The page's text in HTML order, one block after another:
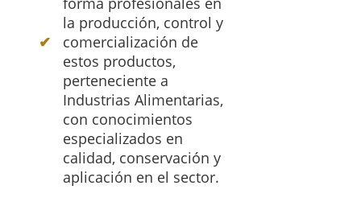
la producción, control y
comercialización de
estos productos,
perteneciente a
Industrias Alimentarias,
con conocimientos
especializados en
calidad, conservación y
aplicación en el sector.